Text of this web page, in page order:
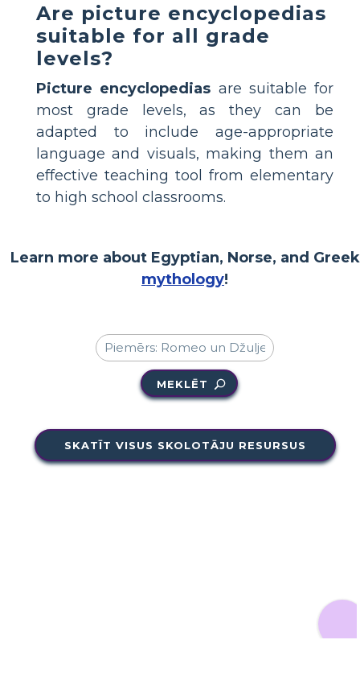
Are picture encyclopedias
suitable for all grade
levels?
Picture encyclopedias are suitable for
most grade levels, as they can be
adapted to include age-appropriate
language and visuals, making them an
effective teaching tool from elementary
to high school classrooms.
Learn more about Egyptian, Norse, and Greek
mythology!
MEKLĒT
SKATĪT VISUS SKOLOTĀJU RESURSUS